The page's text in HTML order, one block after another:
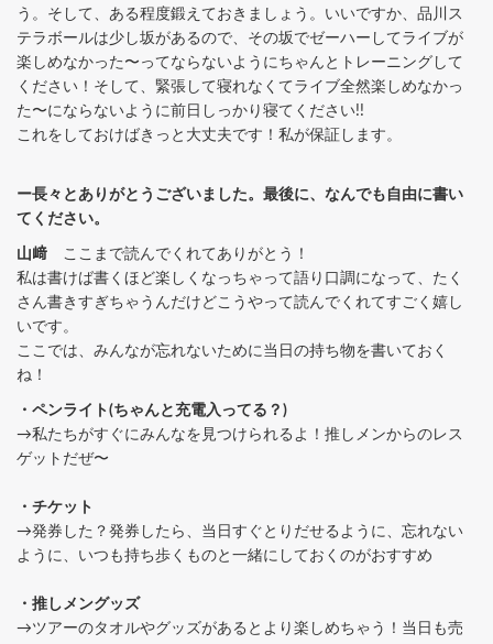
う。そして、ある程度鍛えておきましょう。いいですか、品川ス
テラボールは少し坂があるので、その坂でゼーハーしてライブが
楽しめなかった〜ってならないようにちゃんとトレーニングして
ください！そして、緊張して寝れなくてライブ全然楽しめなかっ
た〜にならないように前日しっかり寝てください!!
これをしておけばきっと大丈夫です！私が保証します。
ー長々とありがとうございました。最後に、なんでも自由に書い
てください。
山﨑 ここまで読んでくれてありがとう！
私は書けば書くほど楽しくなっちゃって語り口調になって、たく
さん書きすぎちゃうんだけどこうやって読んでくれてすごく嬉し
いです。
ここでは、みんなが忘れないために当日の持ち物を書いておく
ね！
・ペンライト(ちゃんと充電入ってる？)
→私たちがすぐにみんなを見つけられるよ！推しメンからのレス
ゲットだぜ〜
・チケット
→発券した？発券したら、当日すぐとりだせるように、忘れない
ように、いつも持ち歩くものと一緒にしておくのがおすすめ
・推しメングッズ
→ツアーのタオルやグッズがあるとより楽しめちゃう！当日も売